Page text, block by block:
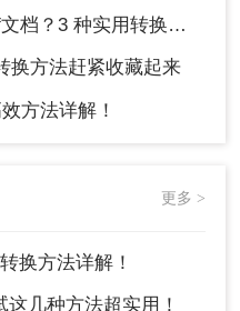
换方法，完美保留原文档格式！
换方法赶紧收藏起来
方法详解！
更多 >
换方法详解！
几种方法超实用！